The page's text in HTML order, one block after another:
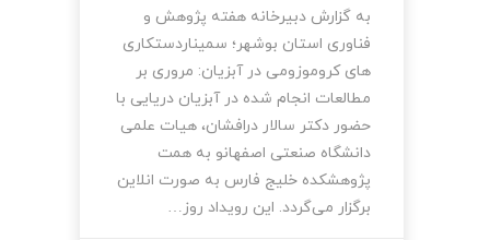
به گزارش دبیرخانه هفته پژوهش و
فناوری استان بوشهر؛ سمیناردستکاری
های کروموزومی در آبزیان: مروری بر
مطالعات انجام شده در آبزیان دریایی با
حضور دکتر سالار درافشان، هیات علمی
دانشگاه صنعتی اصفهانو به همت
پژوهشکده خلیج فارس به صورت انلاین
برگزار می‌گردد. این رویداد روز…